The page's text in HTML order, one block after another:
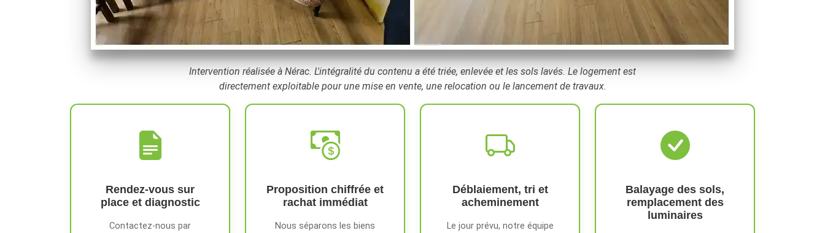
Intervention réalisée à Nérac. L'intégralité du contenu a été triée, enlevée et les sols lavés. Le logement est
directement exploitable pour une mise en vente, une relocation ou le lancement de travaux.
Rendez-vous sur
place et diagnostic
Contactez-nous par
Proposition chiffrée et
rachat immédiat
Nous séparons les biens
Déblaiement, tri et
acheminement
Le jour prévu, notre équipe
Balayage des sols,
remplacement des
luminaires